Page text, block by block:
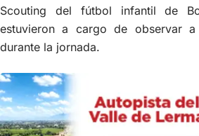
Scouting del fútbol infantil de
estuvieron a cargo de observar
durante la jornada.